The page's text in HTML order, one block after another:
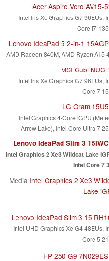
Acer Aspire Vero AV15-
Intel Iris Xe Graphics G7 96EUs,
Core i7-
Lenovo IdeaPad 5 2-in-1
AMD Radeon 840M, AMD Ryzen AI 5
MSI Cubi NUC
Intel Iris Xe Graphics G7 96EUs,
Core 7
LG Gram
Intel Graphics 4-Core iGPU
Arrow Lake), Intel Core Ultra 7
Lenovo IdeaPad Slim 3
Intel Graphics 2 Xe3 Wildcat Lake
Intel Core 7
Media Intel Graphics 2 Xe3
Lake
Lenovo IdeaPad Slim 3
Intel UHD Graphics Xe G4 48EUs,
Core 5
HP 250 G9 7N029ES